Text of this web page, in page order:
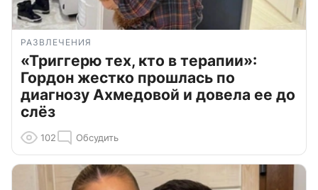
РАЗВЛЕЧЕНИЯ
«Триггерю тех, кто в терапии»:
Гордон жестко прошлась по
диагнозу Ахмедовой и довела ее до
слёз
102 Обсудить